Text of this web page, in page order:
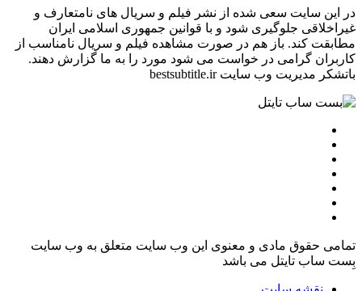
در این سایت سعی شده از نشر فیلم و سریال های نامتعارف و
غیراخلاقی جلوگیری شود و با قوانین جمهوری اسلامی ایران
مطابقت کند. باز هم در صورت مشاهده فیلم و سریال نامناسب از
کاربران گرامی در خواست می شود مورد را به ما گزارش دهند.
باتشکر مدیریت وب سایت bestsubtitle.ir
تمامی حقوق مادی و معنوی این وب سایت متعلق به وب سایت
بِست ساب تایتل می باشد